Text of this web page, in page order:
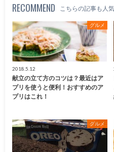
RECOMMEND こちらの記事も人気
グルメ
2018.5.12
献立の立て方のコツは？最近はア
プリを使うと便利！おすすめのア
プリはこれ！
グルメ